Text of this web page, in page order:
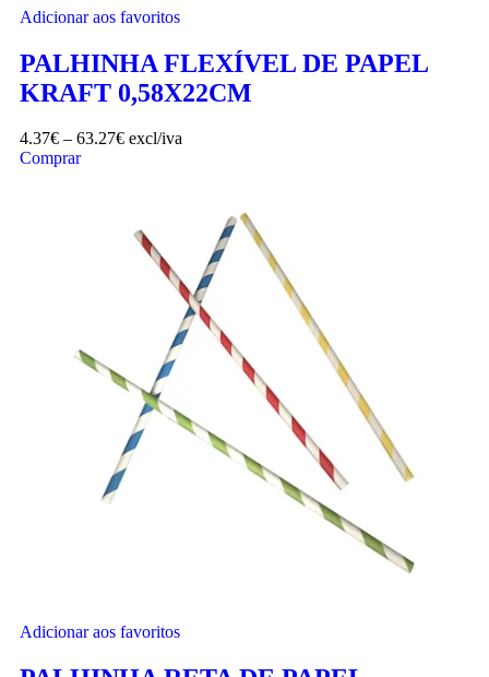
Adicionar aos favoritos
PALHINHA FLEXÍVEL DE PAPEL
KRAFT 0,58X22CM
4.37€ – 63.27€ excl/iva
Comprar
Adicionar aos favoritos